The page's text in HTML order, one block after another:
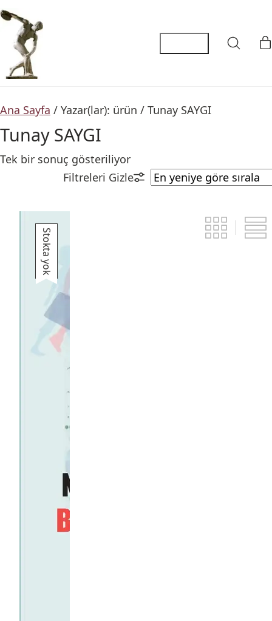
Ana Sayfa / Yazar(lar): ürün / Tunay SAYGI
Tunay SAYGI
Tek bir sonuç gösteriliyor
Stokta yok